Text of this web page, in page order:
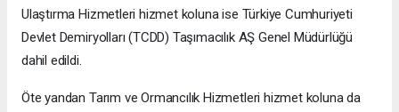
Ulaştırma Hizmetleri hizmet koluna ise Türkiye Cumhuriyeti
Devlet Demiryolları (TCDD) Taşımacılık AŞ Genel Müdürlüğü
dahil edildi.
Öte yandan Tarım ve Ormancılık Hizmetleri hizmet koluna da